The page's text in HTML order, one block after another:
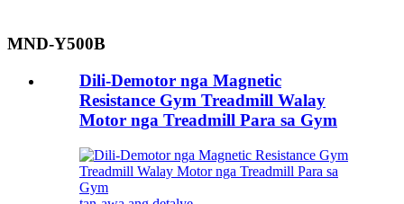
MND-Y500B
Dili-Demotor nga Magnetic
Resistance Gym Treadmill Walay
Motor nga Treadmill Para sa Gym